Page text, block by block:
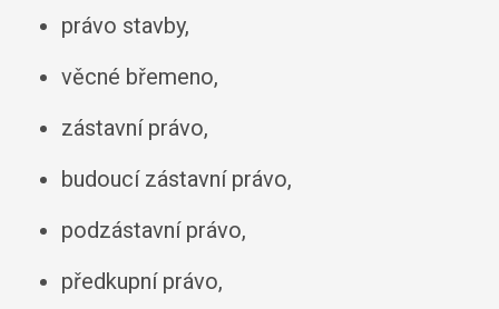
právo stavby,
věcné břemeno,
zástavní právo,
budoucí zástavní právo,
podzástavní právo,
předkupní právo,